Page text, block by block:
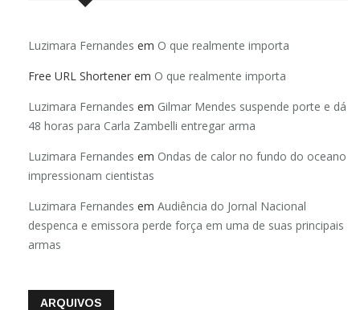
Luzimara Fernandes em O que realmente importa
Free URL Shortener em O que realmente importa
Luzimara Fernandes em Gilmar Mendes suspende porte e dá
48 horas para Carla Zambelli entregar arma
Luzimara Fernandes em Ondas de calor no fundo do oceano
impressionam cientistas
Luzimara Fernandes em Audiência do Jornal Nacional
despenca e emissora perde força em uma de suas principais
armas
ARQUIVOS